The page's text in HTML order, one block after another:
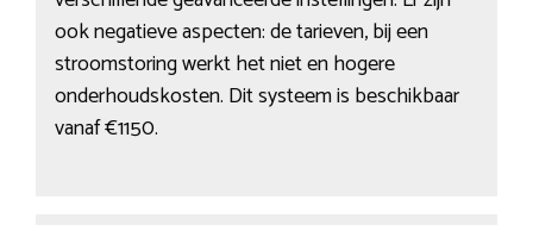
ook negatieve aspecten: de tarieven, bij een
stroomstoring werkt het niet en hogere
onderhoudskosten. Dit systeem is beschikbaar
vanaf €1150.